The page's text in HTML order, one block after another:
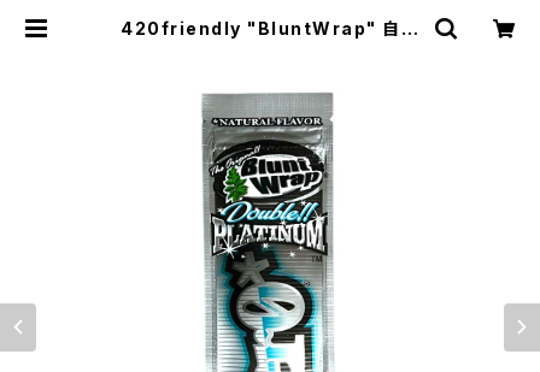
420friendly "BluntWrap" 自分
ーバー ) | 420shibuya official